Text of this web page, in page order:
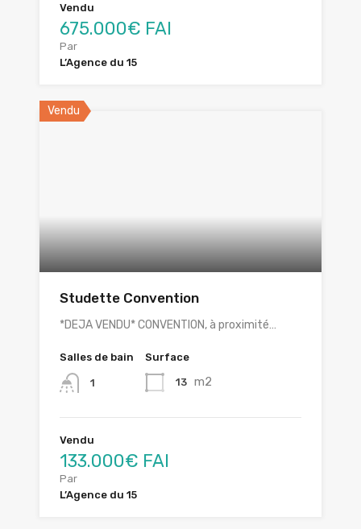
Vendu
675.000€ FAI
Par
L’Agence du 15
Vendu
Studette Convention
*DEJA VENDU* CONVENTION, à proximité…
Salles de bain
1
Surface
13 m2
Vendu
133.000€ FAI
Par
L’Agence du 15